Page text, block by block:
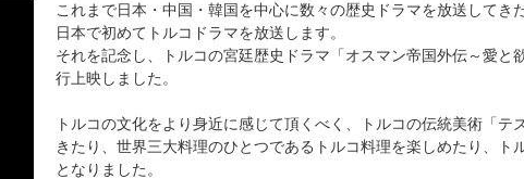
国内ドラマ アジアドラマ
エンタメ・バラエティ ドキュメンタリー ・ホビ
これまで日本・中国・韓国を中心に数々の歴史ドラマを放送してき
日本で初めてトルコドラマを放送します。
それを記念し、トルコの宮廷歴史ドラマ「オスマン帝国外伝～愛と
行上映しました。
トルコの文化をより身近に感じて頂くべく、トルコの伝統美術「テ
きたり、世界三大料理のひとつであるトルコ料理を楽しめたり、ト
となりました。